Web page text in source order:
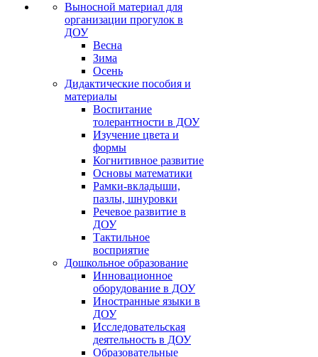
Выносной материал для
организации прогулок в
ДОУ
Весна
Зима
Осень
Дидактические пособия и
материалы
Воспитание
толерантности в ДОУ
Изучение цвета и
формы
Когнитивное развитие
Основы математики
Рамки-вкладыши,
пазлы, шнуровки
Речевое развитие в
ДОУ
Тактильное
восприятие
Дошкольное образование
Инновационное
оборудование в ДОУ
Иностранные языки в
ДОУ
Исследовательская
деятельность в ДОУ
Образовательные